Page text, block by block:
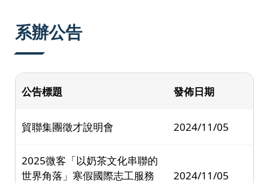
系辦公告
公告標題 發佈日期
貿聯集團徵才說明會 2024/11/05
2025微客「以奶茶文化串聯的
世界角落」寒假國際志工服務
2024/11/05